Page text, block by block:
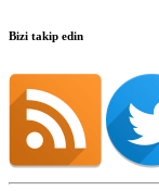
Bizi takip edin